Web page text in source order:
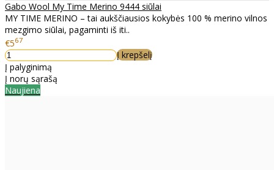
Gabo Wool My Time Merino 9444 siūlai
MY TIME MERINO – tai aukščiausios kokybės 100 % merino vilnos
mezgimo siūlai, pagaminti iš iti..
€567
Į krepšelį
Į palyginimą
Į norų sąrašą
Naujiena